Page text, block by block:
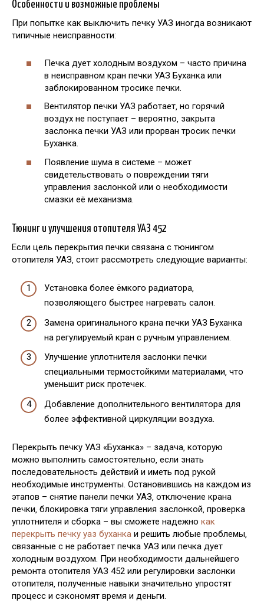
Особенности и возможные проблемы
При попытке как выключить печку УАЗ иногда возникают
типичные неисправности:
Печка дует холодным воздухом – часто причина
в неисправном кран печки УАЗ Буханка или
заблокированном тросике печки.
Вентилятор печки УАЗ работает‚ но горячий
воздух не поступает – вероятно‚ закрыта
заслонка печки УАЗ или прорван тросик печки
Буханка.
Появление шума в системе – может
свидетельствовать о повреждении тяги
управления заслонкой или о необходимости
смазки её механизма.
Тюнинг и улучшения отопителя УАЗ 452
Если цель перекрытия печки связана с тюнингом
отопителя УАЗ‚ стоит рассмотреть следующие варианты:
Установка более ёмкого радиатора‚
позволяющего быстрее нагревать салон.
Замена оригинального крана печки УАЗ Буханка
на регулируемый кран с ручным управлением.
Улучшение уплотнителя заслонки печки
специальными термостойкими материалами‚ что
уменьшит риск протечек.
Добавление дополнительного вентилятора для
более эффективной циркуляции воздуха.
Перекрыть печку УАЗ «Буханка» – задача‚ которую
можно выполнить самостоятельно‚ если знать
последовательность действий и иметь под рукой
необходимые инструменты. Остановившись на каждом из
этапов – снятие панели печки УАЗ‚ отключение крана
печки‚ блокировка тяги управления заслонкой‚ проверка
уплотнителя и сборка – вы сможете надежно как
перекрыть печку уаз буханка и решить любые проблемы‚
связанные с не работает печка УАЗ или печка дует
холодным воздухом. При необходимости дальнейшего
ремонта отопителя УАЗ 452 или регулировки заслонки
отопителя‚ полученные навыки значительно упростят
процесс и сэкономят время и деньги.